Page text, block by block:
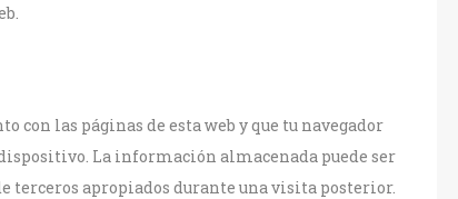
con las páginas de esta web y que tu navegador
La información almacenada puede ser
terceros apropiados durante una visita posterior.